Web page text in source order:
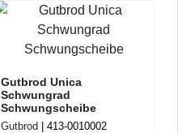
Gutbrod Unica
Schwungrad
Schwungscheibe
Gutbrod 413-0010002